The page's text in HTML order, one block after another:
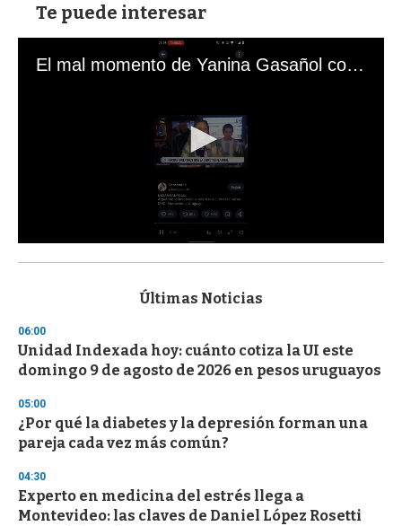
Te puede interesar
El mal momento de Yanina Gasañol con un hincha argentino en "Subrayado"
s
d
s
o
f
3
s
e
c
n
d
s
Últimas Noticias
06:00
Unidad Indexada hoy: cuánto cotiza la UI este
domingo 9 de agosto de 2026 en pesos uruguayos
05:00
¿Por qué la diabetes y la depresión forman una
pareja cada vez más común?
04:30
Experto en medicina del estrés llega a
Montevideo: las claves de Daniel López Rosetti